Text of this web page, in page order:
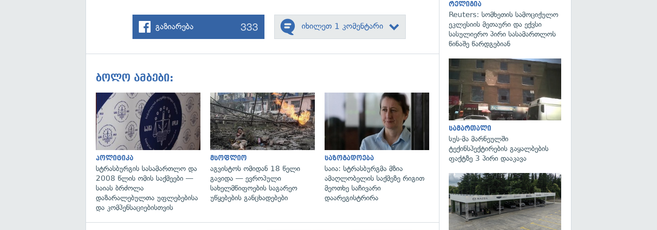
გაზიარება 333 იხილეთ 1 კომენტარი
ბოლო ამბები:
გადახედვა
პოლიტიკა
სტრასბურგის სასამართლო და
2008 წლის ომის საქმეები —
საიას ბრძოლა
დაზარალებულთა უფლებებისა
და კომპენსაციებისთვის
გადახედვა
მსოფლიო
აგვისტოს ომიდან 18 წელი
გავიდა — ევროპული
სახელმწიფოების საგარეო
უწყებების განცხადებები
გადახედვა
საზოგადოება
საია: სტრასბურგმა მზია
ამაღლობელის საქმეზე რიგით
მეოთხე საჩივარი
დაარეგისტრირა
რელიგია
Reuters: სომხეთის სამოციქულო
ეკლესიის მეთაური და ექვსი
სასულიერო პირი სასამართლოს
წინაშე წარდგებიან
სამართალი
სუს-მა მარნეულში
ტექინსპექტირების გაყალბების
ფაქტზე 3 პირი დააკავა